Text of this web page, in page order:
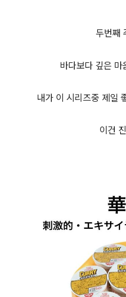
두번째
바다보다 깊은 마
내가 이 시리즈중 제일
이건